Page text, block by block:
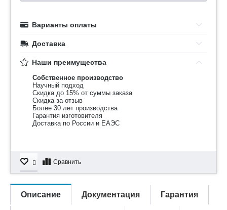
Варианты оплаты
Доставка
Наши преимущества
Собственное производство
Научный подход
Скидка до 15% от суммы заказа
Скидка за отзыв
Более 30 лет производства
Гарантия изготовителя
Доставка по России и ЕАЭС
Сравнить
Описание Документация Гарантия